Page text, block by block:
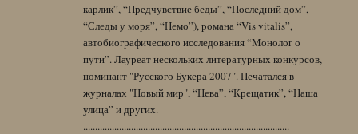
карлик”, “Предчувствие беды”, “Последний дом”,
“Следы у моря”, “Немо”), романа “Vis vitalis”,
автобиографического исследования “Монолог о
пути”. Лауреат нескольких литературных конкурсов,
номинант "Русского Букера 2007". Печатался в
журналах "Новый мир", “Нева”, “Крещатик”, “Наша
улица” и других.
......................................................................................